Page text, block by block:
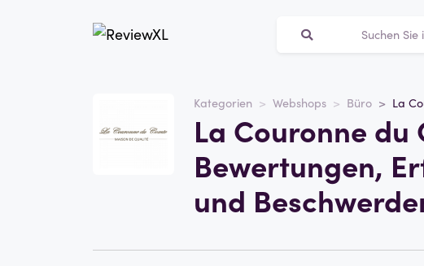
Kategorien Webshops Büro La
La Couronne du
Bewertungen,
und
Webseite
La Couronne du Comte
Kategorie
Webshops